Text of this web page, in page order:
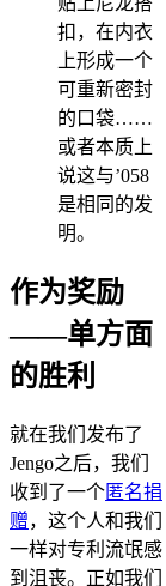
扣，在内衣
上形成一个
可重新密封
的口袋……
或者本质上
说这与’058
是相同的发
明。
作为奖励
——单方面
的胜利
就在我们发布了
Jengo之后，我们
收到了一个匿名捐
赠，这个人和我们
一样对专利流氓感
到沮丧。正如我们